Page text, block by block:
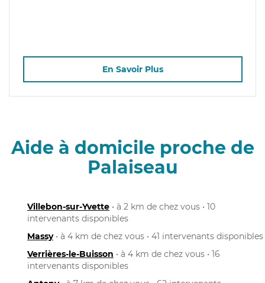
En Savoir Plus
Aide à domicile proche de
Palaiseau
Villebon-sur-Yvette • à 2 km de chez vous • 10
intervenants disponibles
Massy• à 4 km de chez vous • 41 intervenants disponibles
Verrières-le-Buisson • à 4 km de chez vous • 16
intervenants disponibles